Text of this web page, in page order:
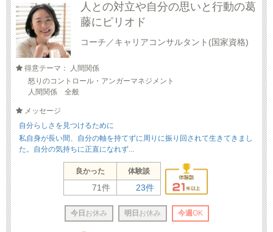
人との対立や自分の思いと行動の葛
藤にピリオド
コーチ／キャリアコンサルタント(国家資格)
得意テーマ： 人間関係
怒りのコントロール・アンガーマネジメント
人間関係 全般
メッセージ
自分らしさを見つけるために
私自身が長い間、自分の軸を持てずに周りに振り回されて生きてきまし
た。自分の気持ちに正直になれず...
良かった 体験談
71件 23件
今日 お休み 明日 お休み 今週OK